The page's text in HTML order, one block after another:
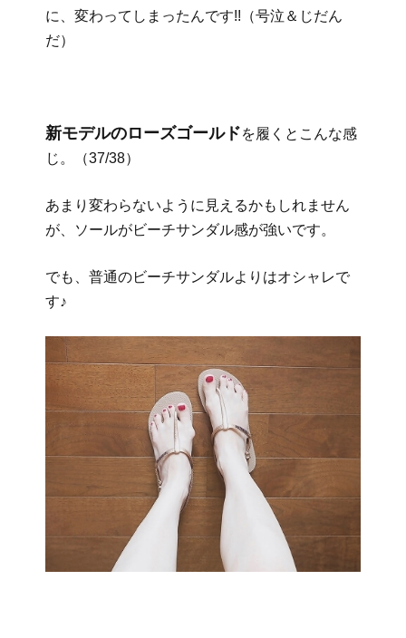
に、変わってしまったんです!!（号泣＆じだん
だ）
新モデルのローズゴールドを履くとこんな感
じ。（37/38）
あまり変わらないように見えるかもしれません
が、ソールがビーチサンダル感が強いです。
でも、普通のビーチサンダルよりはオシャレで
す♪